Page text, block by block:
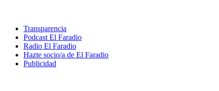
Transparencia
Podcast El Faradio
Radio El Faradio
Hazte socio/a de El Faradio
Publicidad